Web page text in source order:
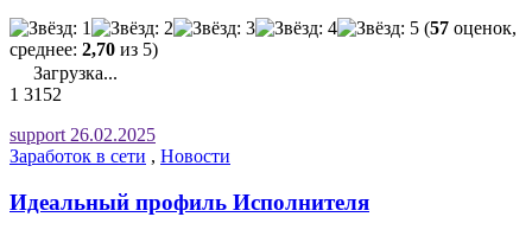
(57 оценок,
среднее: 2,70 из 5)
Загрузка...
1 3152
support 26.02.2025
Заработок в сети , Новости
Идеальный профиль Исполнителя